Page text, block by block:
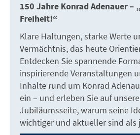
150 Jahre Konrad Adenauer –
Freiheit!“
Klare Haltungen, starke Werte
Vermächtnis, das heute
Entdecken Sie spannende
inspirierende Veranstaltungen
Inhalte rund um Konrad
ein – und erleben Sie auf
Jubiläumsseite, warum seine
wichtiger und aktueller sind als